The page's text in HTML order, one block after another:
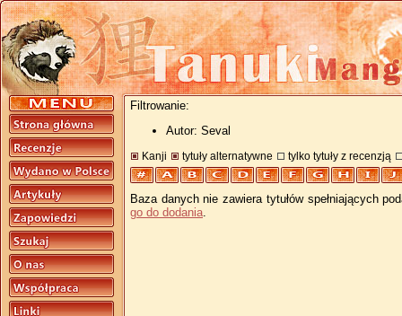
Filtrowanie:
Autor: Seval
Kanji tytuły alternatywne tylko tytuły z recenzją
Baza danych nie zawiera tytułów spełniających
go do dodania.